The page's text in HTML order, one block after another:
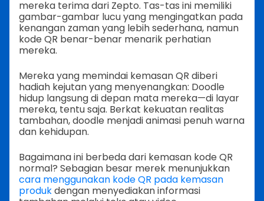
mereka terima dari Zepto. Tas-tas ini memiliki
gambar-gambar lucu yang mengingatkan pada
kenangan zaman yang lebih sederhana, namun
kode QR benar-benar menarik perhatian
mereka.
Mereka yang memindai kemasan QR diberi
hadiah kejutan yang menyenangkan: Doodle
hidup langsung di depan mata mereka—di layar
mereka, tentu saja. Berkat kekuatan realitas
tambahan, doodle menjadi animasi penuh warna
dan kehidupan.
Bagaimana ini berbeda dari kemasan kode QR
normal? Sebagian besar merek menunjukkan
cara menggunakan kode QR pada kemasan
produkdengan menyediakan informasi